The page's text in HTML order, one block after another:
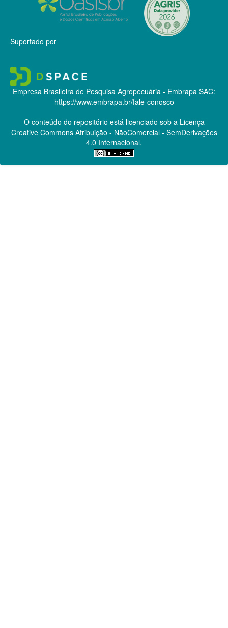
Suportado por
Empresa Brasileira de Pesquisa Agropecuária - Embrapa SAC:
https://www.embrapa.br/fale-conosco
O conteúdo do repositório está licenciado sob a Licença
Creative CommonsAtribuição - NãoComercial - SemDerivações
4.0 Internacional.